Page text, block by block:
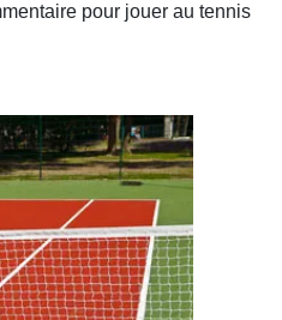
pour jouer au tennis